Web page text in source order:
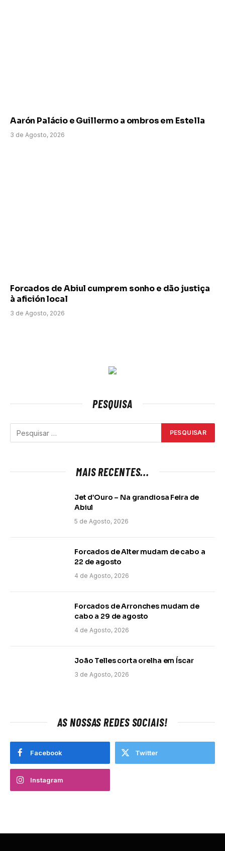
Aarón Palácio e Guillermo a ombros em Estella
3 de Agosto, 2026
Forcados de Abiul cumprem sonho e dão justiça
à afición local
3 de Agosto, 2026
PESQUISA
MAIS RECENTES...
Jet d’Ouro – Na grandiosa Feira de
Abiul
5 de Agosto, 2026
Forcados de Alter mudam de cabo a
22 de agosto
4 de Agosto, 2026
Forcados de Arronches mudam de
cabo a 29 de agosto
4 de Agosto, 2026
João Telles corta orelha em Íscar
3 de Agosto, 2026
AS NOSSAS REDES SOCIAIS!
Facebook Twitter
Instagram